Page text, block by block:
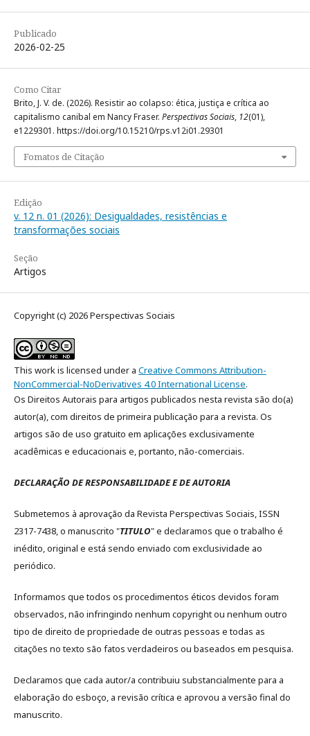
Publicado
2026-02-25
Como Citar
Brito, J. V. de. (2026). Resistir ao colapso: ética, justiça e crítica ao
capitalismo canibal em Nancy Fraser. Perspectivas Sociais, 12(01),
e1229301. https://doi.org/10.15210/rps.v12i01.29301
Fomatos de Citação
Edição
v. 12 n. 01 (2026): Desigualdades, resistências e
transformações sociais
Seção
Artigos
Copyright (c) 2026 Perspectivas Sociais
This work is licensed under a Creative Commons Attribution-
NonCommercial-NoDerivatives 4.0 International License.
Os Direitos Autorais para artigos publicados nesta revista são do(a)
autor(a), com direitos de primeira publicação para a revista. Os
artigos são de uso gratuito em aplicações exclusivamente
acadêmicas e educacionais e, portanto, não-comerciais.
DECLARAÇÃO DE RESPONSABILIDADE E DE AUTORIA
Submetemos à aprovação da Revista Perspectivas Sociais, ISSN
2317-7438, o manuscrito "TITULO" e declaramos que o trabalho é
inédito, original e está sendo enviado com exclusividade ao
periódico.
Informamos que todos os procedimentos éticos devidos foram
observados, não infringindo nenhum copyright ou nenhum outro
tipo de direito de propriedade de outras pessoas e todas as
citações no texto são fatos verdadeiros ou baseados em pesquisa.
Declaramos que cada autor/a contribuiu substancialmente para a
elaboração do esboço, a revisão crítica e aprovou a versão final do
manuscrito.